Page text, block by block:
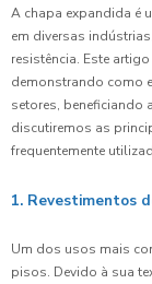
A chapa expandida é
em diversas
resistência. Este
demonstrando como
setores, beneficiando
discutiremos as
frequentemente
1. Revestimentos
Um dos usos mais
pisos. Devido à sua